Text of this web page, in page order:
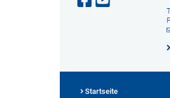
Startseite